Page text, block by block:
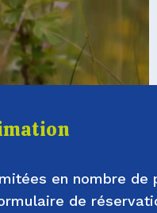
en nombre de
de